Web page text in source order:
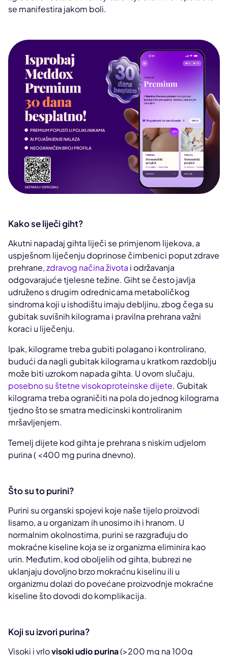
se manifestira jakom boli.
Kako se liječi giht?
Akutni napadaj gihta liječi se primjenom lijekova, a
uspješnom liječenju doprinose čimbenici poput zdrave
prehrane,zdravog načina života i održavanja
odgovarajuće tjelesne težine. Giht se često javlja
udruženo s drugim odrednicama metaboličkog
sindroma koji u ishodištu imaju debljinu, zbog čega su
gubitak suvišnih kilograma i pravilna prehrana važni
koraci u liječenju.
Ipak, kilograme treba gubiti polagano i kontrolirano,
budući da nagli gubitak kilograma u kratkom razdoblju
može biti uzrokom napada gihta. U ovom slučaju,
posebno su štetne visokoproteinske dijete. Gubitak
kilograma treba ograničiti na pola do jednog kilograma
tjedno što se smatra medicinski kontroliranim
mršavljenjem.
Temelj dijete kod gihta je prehrana s niskim udjelom
purina ( <400 mg purina dnevno).
Što su to purini?
Purini su organski spojevi koje naše tijelo proizvodi
Iisamo, a u organizam ih unosimo ih i hranom. U
normalnim okolnostima, purini se razgrađuju do
mokraćne kiseline koja se iz organizma eliminira kao
urin. Međutim, kod oboljelih od gihta, bubrezi ne
uklanjaju dovoljno brzo mokraćnu kiselinu ili u
organizmu dolazi do povećane proizvodnje mokraćne
kiseline što dovodi do komplikacija.
Koji su izvori purina?
Visoki i vrlovisoki udio purina(>200 mg na 100g